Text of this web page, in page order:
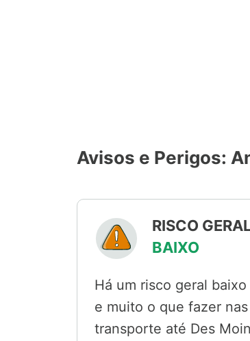
Avisos e Perigos:
RISCO
BAIXO
Há um risco geral
e muito o que fazer
transporte até Des